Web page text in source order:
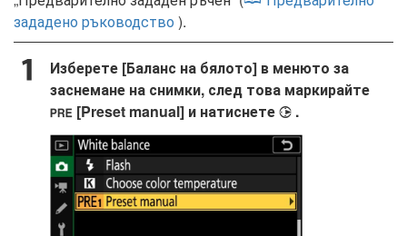
зададено ръководство ).
Изберете [Баланс на бялото] в менюто за
заснемане на снимки, след това маркирайте
L [Preset manual] и натиснете 2 .